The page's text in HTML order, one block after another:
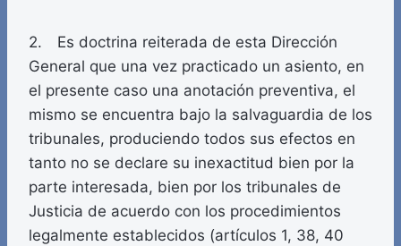
2. Es doctrina reiterada de esta Dirección
General que una vez practicado un asiento, en
el presente caso una anotación preventiva, el
mismo se encuentra bajo la salvaguardia de los
tribunales, produciendo todos sus efectos en
tanto no se declare su inexactitud bien por la
parte interesada, bien por los tribunales de
Justicia de acuerdo con los procedimientos
legalmente establecidos (artículos 1, 38, 40